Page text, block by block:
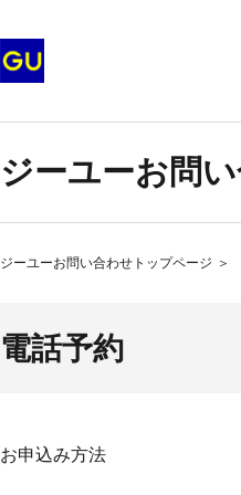
ジーユーお問
ジーユーお問い合わせトップページ ＞
電話予約
お申込み方法